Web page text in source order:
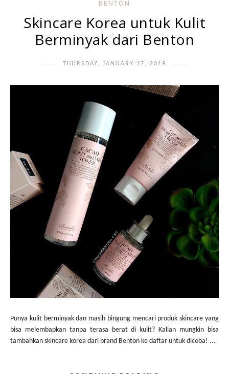
BENTON
Skincare Korea untuk Kulit
Berminyak dari Benton
THURSDAY, JANUARY 17, 2019
Punya kulit berminyak dan masih bingung mencari produk skincare yang
bisa melembapkan tanpa terasa berat di kulit? Kalian mungkin bisa
tambahkan skincare korea dari brand Benton ke daftar untuk dicoba! ...